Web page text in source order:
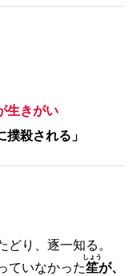
生きがい
撲殺される」
り、逐一知る。
ていなかった笙
しょう
が、